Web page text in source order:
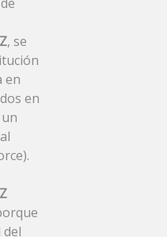
, se
en
​​en